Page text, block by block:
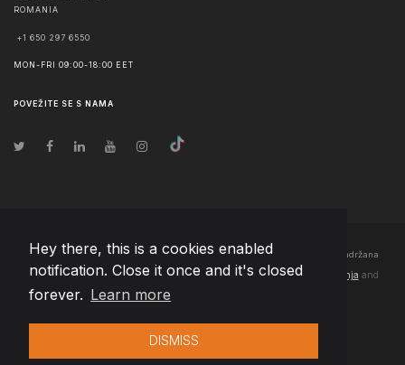
Hey there, this is a cookies enabled
notification. Close it once and it's closed
forever. Learn more
DISMISS
ROMANIA
+1 650 297 6550
MON-FRI 09:00-18:00 EET
POVEŽITE SE S NAMA
© Autorska prava 2026 Team Extension Bosnia Herzegovina - Sva prava zadržana
Changelog● Korišćenjem ove stranice slažete se sa našimPravila korištenja and
Politika privatnosti